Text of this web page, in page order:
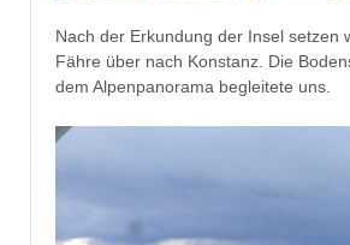
Nach der Erkundung der Insel setzen
Fähre über nach Konstanz. Die
dem Alpenpanorama begleitete uns.